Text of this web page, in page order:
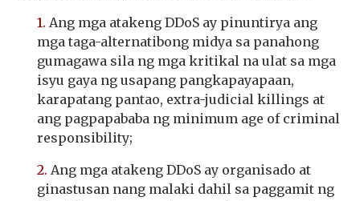
1. Ang mga atakeng DDoS ay pinuntirya ang
mga taga-alternatibong midya sa panahong
gumagawa sila ng mga kritikal na ulat sa mga
isyu gaya ng usapang pangkapayapaan,
karapatang pantao, extra-judicial killings at
ang pagpapababa ng minimum age of criminal
responsibility;
2. Ang mga atakeng DDoS ay organisado at
ginastusan nang malaki dahil sa paggamit ng